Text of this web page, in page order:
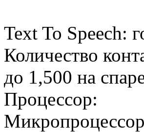
Text To Speech:
Количество
до 1,500 на
Процессор: